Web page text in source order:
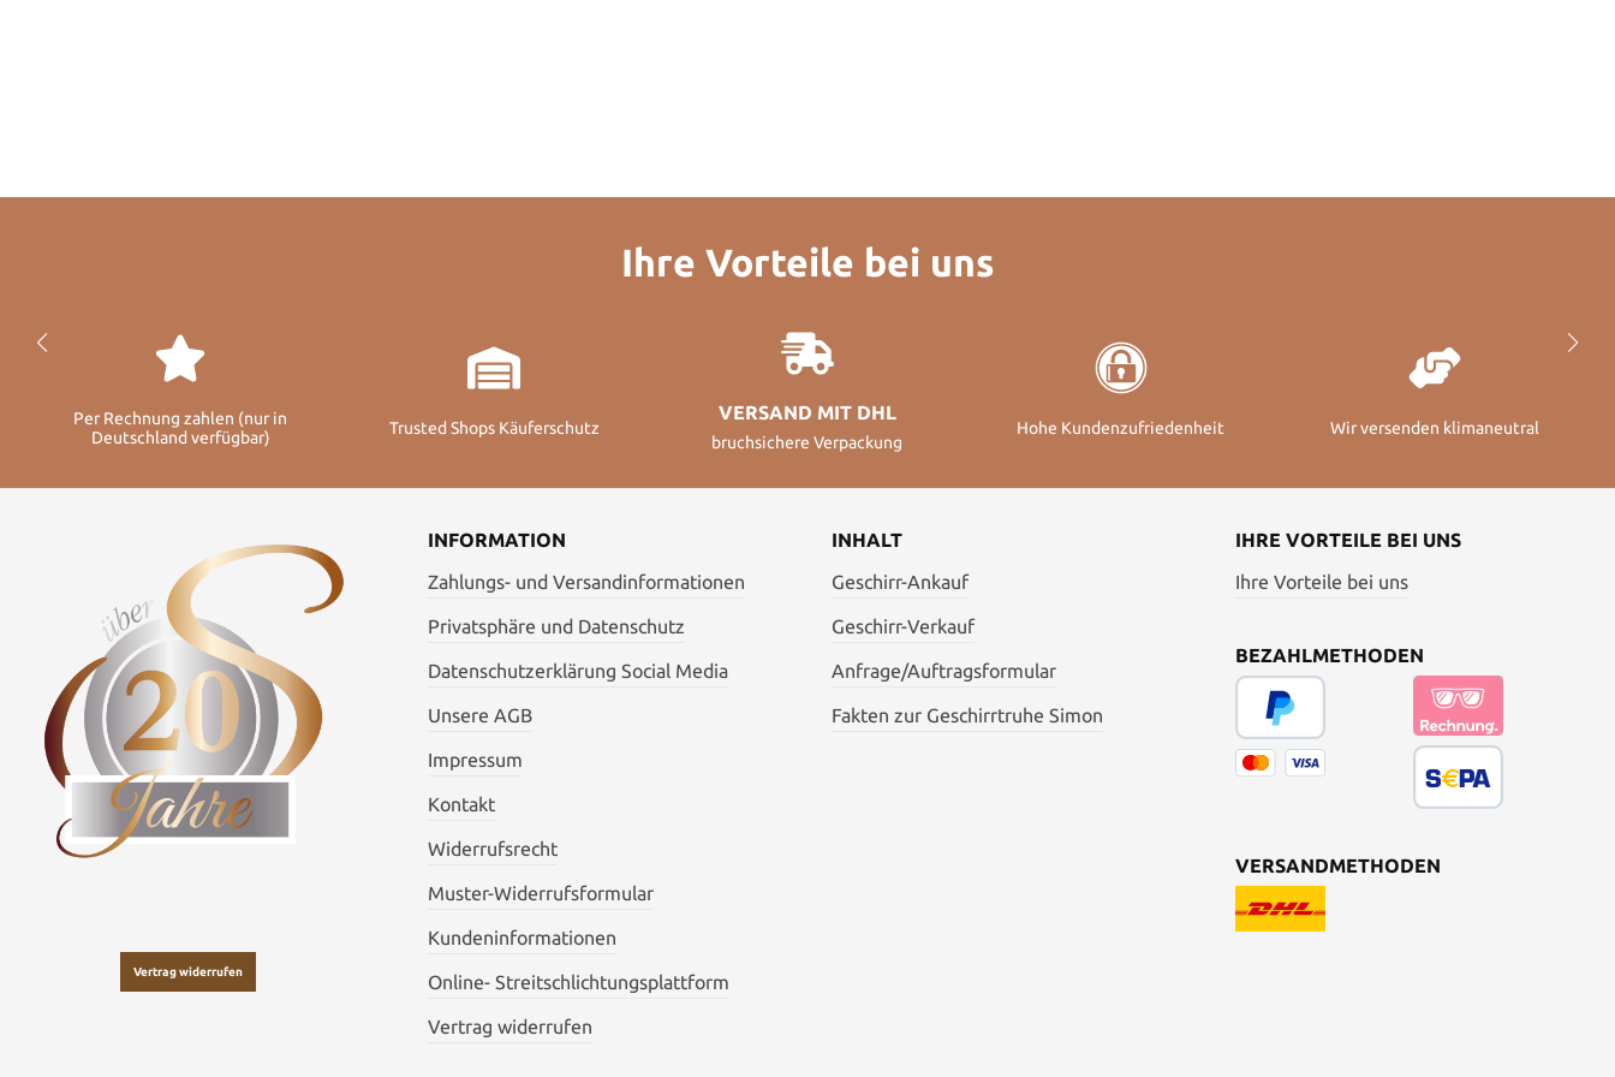
Ihre Vorteile bei uns
Per Rechnung zahlen (nur in
Deutschland verfügbar)
Trusted Shops Käuferschutz
VERSAND MIT DHL
bruchsichere Verpackung
Hohe Kundenzufriedenheit Wir versenden klimaneutral
Vertrag widerrufen
INFORMATION
Zahlungs- und Versandinformationen
Privatsphäre und Datenschutz
Datenschutzerklärung Social Media
Unsere AGB
Impressum
Kontakt
Widerrufsrecht
Muster-Widerrufsformular
Kundeninformationen
Online- Streitschlichtungsplattform
Vertrag widerrufen
INHALT
Geschirr-Ankauf
Geschirr-Verkauf
Anfrage/Auftragsformular
Fakten zur Geschirrtruhe Simon
IHRE VORTEILE BEI UNS
Ihre Vorteile bei uns
BEZAHLMETHODEN
VERSANDMETHODEN